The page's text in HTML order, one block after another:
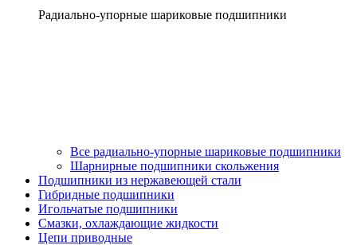
Радиально-упорные шариковые подшипники
Все радиально-упорные шариковые подшипники
Шарнирные подшипники скольжения
Подшипники из нержавеющей стали
Гибридные подшипники
Игольчатые подшипники
Смазки, охлаждающие жидкости
Цепи приводные